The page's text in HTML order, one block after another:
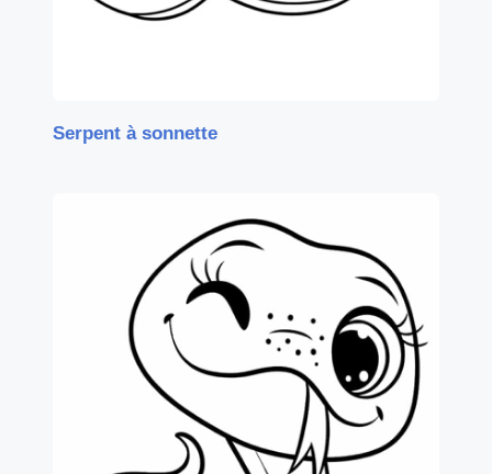
Serpent à sonnette